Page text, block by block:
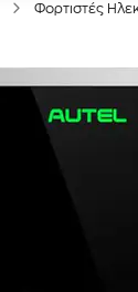
Φορτιστές